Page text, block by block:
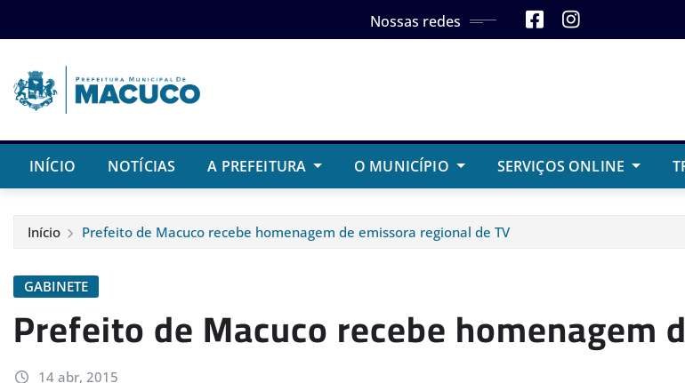
to
Nossas redes
INÍCIO NOTÍCIAS A PREFEITURA O MUNICÍPIO SERVIÇOS ONLINE
Início Prefeito de Macuco recebe homenagem de emissora regional de TV
GABINETE
Prefeito de Macuco recebe homenagem
14 abr, 2015